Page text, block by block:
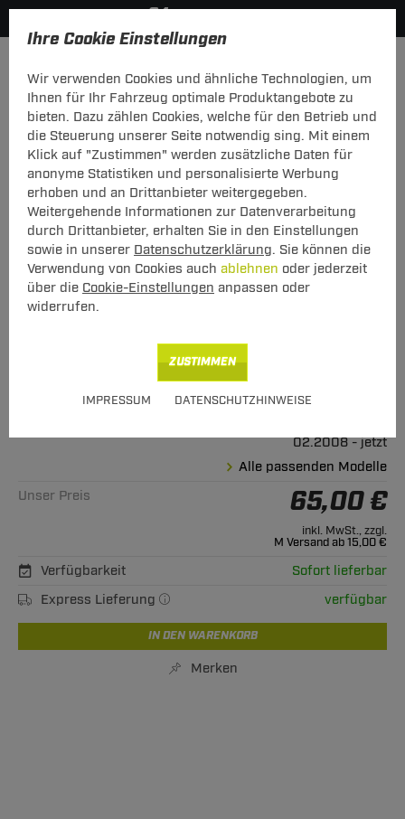
Ihre Cookie Einstellungen
Wir verwenden Cookies und ähnliche Technologien, um
Ihnen für Ihr Fahrzeug optimale Produktangebote zu
bieten. Dazu zählen Cookies, welche für den Betrieb und
die Steuerung unserer Seite notwendig sing. Mit einem
Klick auf "Zustimmen" werden zusätzliche Daten für
anonyme Statistiken und personalisierte Werbung
erhoben und an Drittanbieter weitergegeben.
Weitergehende Informationen zur Datenverarbeitung
durch Drittanbieter, erhalten Sie in den Einstellungen
sowie in unserer Datenschutzerklärung. Sie können die
Verwendung von Cookies auch ablehnen oder jederzeit
über die Cookie-Einstellungen anpassen oder
widerrufen.
IMPRESSUM DATENSCHUTZHINWEISE
ZUSTIMMEN
Hier geht's zur Fahrzeugübersicht: Citroen Nemo
G3 Dachträger Clop Citroen Nemo
02.2008 - jetzt
mit offener Dachreling
Geeignet für
02.2008 - jetzt
Alle passenden Modelle
Unser Preis
65,00 €
inkl. MwSt., zzgl.
M Versand ab 15,00 €
Verfügbarkeit
Sofort lieferbar
Express Lieferung
verfügbar
IN DEN WARENKORB
Merken